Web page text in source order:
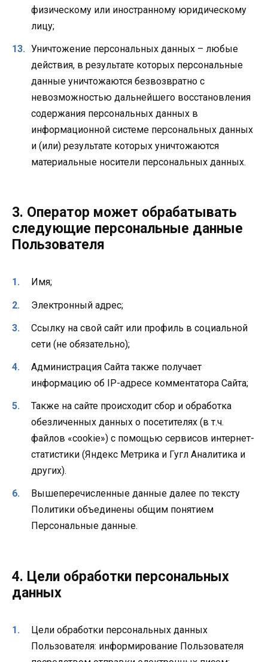
физическому или иностранному юридическому
лицу;
Уничтожение персональных данных – любые
действия, в результате которых персональные
данные уничтожаются безвозвратно с
невозможностью дальнейшего восстановления
содержания персональных данных в
информационной системе персональных данных
и (или) результате которых уничтожаются
материальные носители персональных данных.
3. Оператор может обрабатывать
следующие персональные данные
Пользователя
Имя;
Электронный адрес;
Ссылку на свой сайт или профиль в социальной
сети (не обязательно);
Администрация Сайта также получает
информацию об IP-адресе комментатора Сайта;
Также на сайте происходит сбор и обработка
обезличенных данных о посетителях (в т.ч.
файлов «cookie») с помощью сервисов интернет-
статистики (Яндекс Метрика и Гугл Аналитика и
других).
Вышеперечисленные данные далее по тексту
Политики объединены общим понятием
Персональные данные.
4. Цели обработки персональных
данных
Цели обработки персональных данных
Пользователя: информирование Пользователя